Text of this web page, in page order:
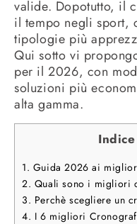
valide. Dopotutto, il
il tempo negli sport,
tipologie più
Qui sotto vi
per il 2026, con
soluzioni più
alta gamma.
1. Guida 2026 ai
2. Quali sono i migliori
3. Perchè scegliere un
4. I 6 migliori